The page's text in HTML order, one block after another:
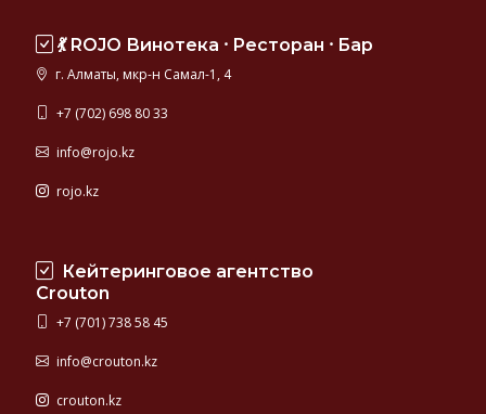
💃 ROJO Винотека ⸱ Ресторан ⸱ Бар
г. Алматы, мкр-н Самал-1, 4
+7 (702) 698 80 33
info@rojo.kz
rojo.kz
Кейтеринговое агентство
Crouton
+7 (701) 738 58 45
info@crouton.kz
crouton.kz